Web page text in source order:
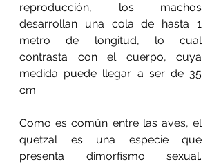
reproducción, los machos
desarrollan una cola de hasta 1
metro de longitud, lo cual
contrasta con el cuerpo, cuya
medida puede llegar a ser de 35
cm.
Como es común entre las aves, el
quetzal es una especie que
presenta dimorfismo sexual.